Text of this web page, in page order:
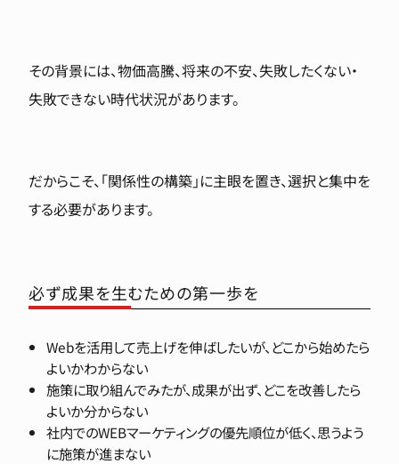
その背景には、物価高騰、将来の不安、失敗したくない・
失敗できない時代状況があります。
だからこそ、「関係性の構築」に主眼を置き、選択と集中を
する必要があります。
必ず成果を生むための第一歩を
Webを活用して売上げを伸ばしたいが、どこから始めたら
よいかわからない
施策に取り組んでみたが、成果が出ず、どこを改善したら
よいか分からない
社内でのWEBマーケティングの優先順位が低く、思うよう
に施策が進まない